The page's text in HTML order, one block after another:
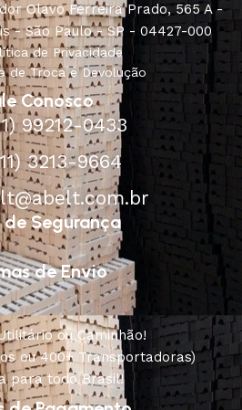
Olavo Ferreira Prado, 565 A -
- São Paulo - SP - 04427-000
de Privacidade
de Troca e Devolução
Conosco
99212-0433
3213-9664
de Segurança
de Envio
ou Caminhão!
ou 400+ Transportadoras)
para todo Brasil!